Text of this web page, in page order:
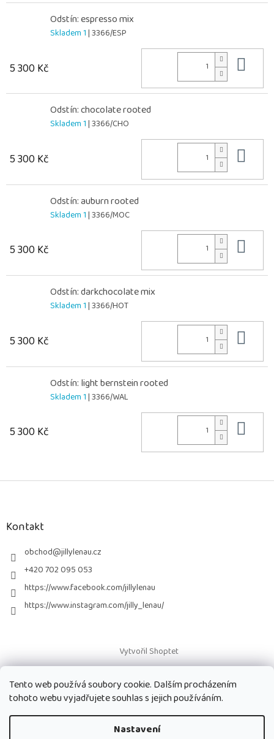
Tento web používá soubory cookie. Dalším procházením
tohoto webu vyjadřujete souhlas s jejich používáním.
Nastavení
Odstín: espresso mix
Skladem 1| 3366/ESP
5 300 Kč
Odstín: chocolate rooted
Skladem 1| 3366/CHO
5 300 Kč
Odstín: auburn rooted
Skladem 1| 3366/MOC
5 300 Kč
Odstín: darkchocolate mix
Skladem 1| 3366/HOT
5 300 Kč
Odstín: light bernstein rooted
Skladem 1| 3366/WAL
5 300 Kč
Z
Kontakt
obchod@jillylenau.cz
+420 702 095 053
https://www.facebook.com/jillylenau
https://www.instagram.com/jilly_lenau/
Vytvořil Shoptet
Copyright 2026Paruky Jilly Lenau s.r.o.. Všechna práva vyhrazena.